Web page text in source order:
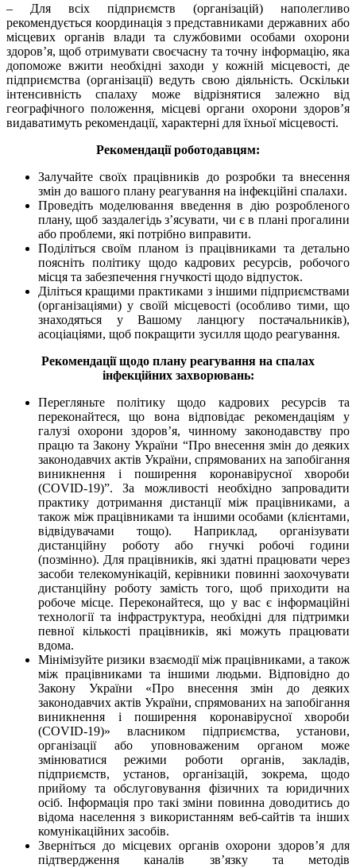
– Для всіх підприємств (організацій) наполегливо
рекомендується координація з представниками державних або
місцевих органів влади та службовими особами охорони
здоров’я, щоб отримувати своєчасну та точну інформацію, яка
допоможе вжити необхідні заходи у кожній місцевості, де
підприємства (організації) ведуть свою діяльність. Оскільки
інтенсивність спалаху може відрізнятися залежно від
географічного положення, місцеві органи охорони здоров’я
видаватимуть рекомендації, характерні для їхньої місцевості.
Рекомендації роботодавцям:
Залучайте своїх працівників до розробки та внесення
змін до вашого плану реагування на інфекційні спалахи.
Проведіть моделювання введення в дію розробленого
плану, щоб заздалегідь з’ясувати, чи є в плані прогалини
або проблеми, які потрібно виправити.
Поділіться своїм планом із працівниками та детально
поясніть політику щодо кадрових ресурсів, робочого
місця та забезпечення гнучкості щодо відпусток.
Діліться кращими практиками з іншими підприємствами
(організаціями) у своїй місцевості (особливо тими, що
знаходяться у Вашому ланцюгу постачальників),
асоціаціями, щоб покращити зусилля щодо реагування.
Рекомендації щодо плану реагування на спалах
інфекційних захворювань:
Перегляньте політику щодо кадрових ресурсів та
переконайтеся, що вона відповідає рекомендаціям у
галузі охорони здоров’я, чинному законодавству про
працю та Закону України “Про внесення змін до деяких
законодавчих актів України, спрямованих на запобігання
виникнення і поширення коронавірусної хвороби
(COVID-19)”. За можливості необхідно запровадити
практику дотримання дистанції між працівниками, а
також між працівниками та іншими особами (клієнтами,
відвідувачами тощо). Наприклад, організувати
дистанційну роботу або гнучкі робочі години
(позмінно). Для працівників, які здатні працювати через
засоби телекомунікацій, керівники повинні заохочувати
дистанційну роботу замість того, щоб приходити на
робоче місце. Переконайтеся, що у вас є інформаційні
технології та інфраструктура, необхідні для підтримки
певної кількості працівників, які можуть працювати
вдома.
Мінімізуйте ризики взаємодії між працівниками, а також
між працівниками та іншими людьми. Відповідно до
Закону України «Про внесення змін до деяких
законодавчих актів України, спрямованих на запобігання
виникнення і поширення коронавірусної хвороби
(COVID-19)» власником підприємства, установи,
організації або уповноваженим органом може
змінюватися режими роботи органів, закладів,
підприємств, установ, організацій, зокрема, щодо
прийому та обслуговування фізичних та юридичних
осіб. Інформація про такі зміни повинна доводитись до
відома населення з використанням веб-сайтів та інших
комунікаційних засобів.
Зверніться до місцевих органів охорони здоров’я для
підтвердження каналів зв’язку та методів